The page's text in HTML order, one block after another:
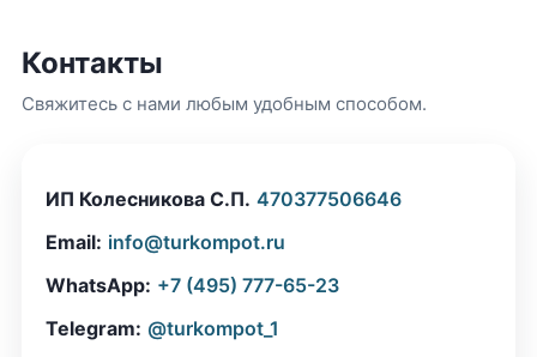
Контакты
Свяжитесь с нами любым удобным способом.
ИП Колесникова С.П. 470377506646
Email: info@turkompot.ru
WhatsApp: +7 (495) 777-65-23
Telegram: @turkompot_1